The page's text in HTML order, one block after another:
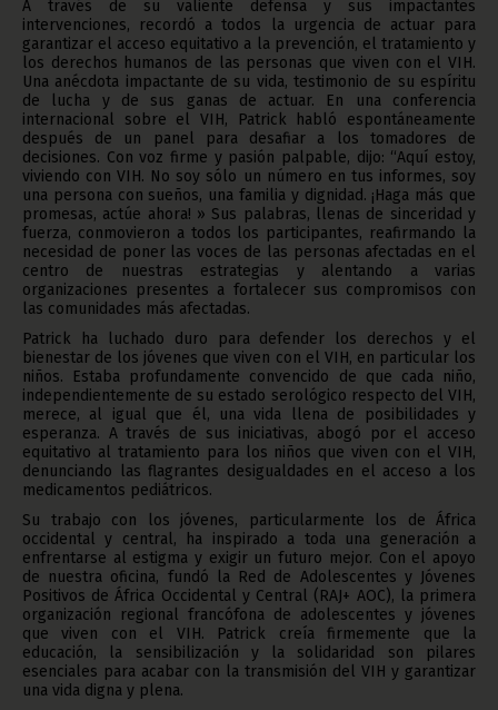
A través de su valiente defensa y sus impactantes
intervenciones, recordó a todos la urgencia de actuar para
garantizar el acceso equitativo a la prevención, el tratamiento y
los derechos humanos de las personas que viven con el VIH.
Una anécdota impactante de su vida, testimonio de su espíritu
de lucha y de sus ganas de actuar. En una conferencia
internacional sobre el VIH, Patrick habló espontáneamente
después de un panel para desafiar a los tomadores de
decisiones. Con voz firme y pasión palpable, dijo: “Aquí estoy,
viviendo con VIH. No soy sólo un número en tus informes, soy
una persona con sueños, una familia y dignidad. ¡Haga más que
promesas, actúe ahora! » Sus palabras, llenas de sinceridad y
fuerza, conmovieron a todos los participantes, reafirmando la
necesidad de poner las voces de las personas afectadas en el
centro de nuestras estrategias y alentando a varias
organizaciones presentes a fortalecer sus compromisos con
las comunidades más afectadas.
Patrick ha luchado duro para defender los derechos y el
bienestar de los jóvenes que viven con el VIH, en particular los
niños. Estaba profundamente convencido de que cada niño,
independientemente de su estado serológico respecto del VIH,
merece, al igual que él, una vida llena de posibilidades y
esperanza. A través de sus iniciativas, abogó por el acceso
equitativo al tratamiento para los niños que viven con el VIH,
denunciando las flagrantes desigualdades en el acceso a los
medicamentos pediátricos.
Su trabajo con los jóvenes, particularmente los de África
occidental y central, ha inspirado a toda una generación a
enfrentarse al estigma y exigir un futuro mejor. Con el apoyo
de nuestra oficina, fundó la Red de Adolescentes y Jóvenes
Positivos de África Occidental y Central (RAJ+ AOC), la primera
organización regional francófona de adolescentes y jóvenes
que viven con el VIH. Patrick creía firmemente que la
educación, la sensibilización y la solidaridad son pilares
esenciales para acabar con la transmisión del VIH y garantizar
una vida digna y plena.